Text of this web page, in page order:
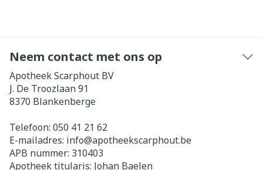
Neem contact met ons op
Apotheek Scarphout BV
J. De Troozlaan 91
8370 Blankenberge
Telefoon: 050 41 21 62
E-mailadres: info@apotheekscarphout.be
APB nummer: 310403
Apotheek titularis: Johan Baelen